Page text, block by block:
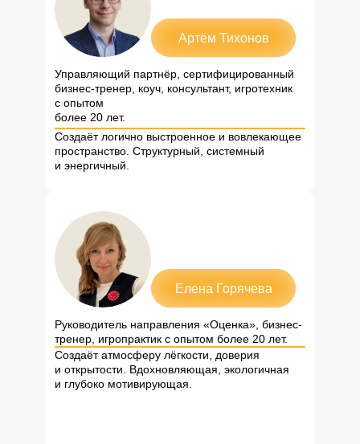
Артём Тихонов
Управляющий партнёр, сертифицированный
бизнес-тренер, коуч, консультант, игротехник
с опытом
более 20 лет.
Создаёт логично выстроенное и вовлекающее
пространство. Структурный, системный
и энергичный.
Елена Горячева
Руководитель направления «Оценка», бизнес-
тренер, игропрактик с опытом более 20 лет.
Создаёт атмосферу лёгкости, доверия
и открытости. Вдохновляющая, экологичная
и глубоко мотивирующая.